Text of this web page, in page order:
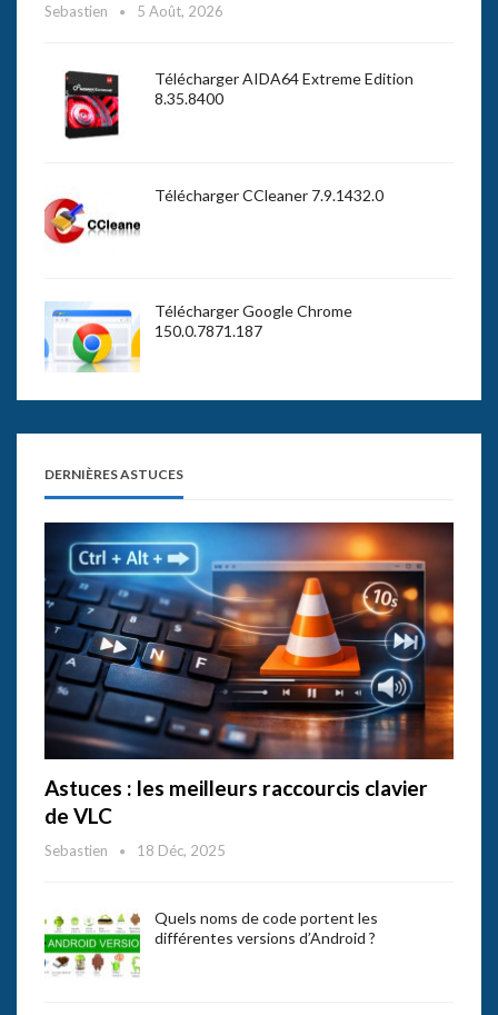
Sebastien 5 Août, 2026
Télécharger AIDA64 Extreme Edition
8.35.8400
Télécharger CCleaner 7.9.1432.0
Télécharger Google Chrome
150.0.7871.187
DERNIÈRES ASTUCES
Astuces : les meilleurs raccourcis clavier
de VLC
Sebastien 18 Déc, 2025
Quels noms de code portent les
différentes versions d’Android ?